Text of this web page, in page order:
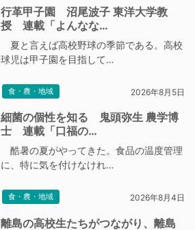
行革甲子園 沼尾波子 東洋大学教
授 連載「よんなな…
夏と言えば高校野球の季節である。高校
球児は甲子園を目指して…
食・農・地域 2026年8月5日
細菌の個性を知る 鬼頭弥生 農学博
士 連載「口福の…
酷暑の夏がやってきた。食品の温度管理
に、特に気を付けなけれ…
食・農・地域 2026年8月4日
離島の高校生たちがつながり、離島